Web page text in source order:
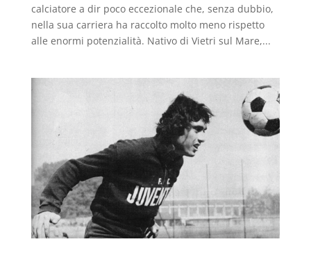
calciatore a dir poco eccezionale che, senza dubbio,
nella sua carriera ha raccolto molto meno rispetto
alle enormi potenzialità. Nativo di Vietri sul Mare,...